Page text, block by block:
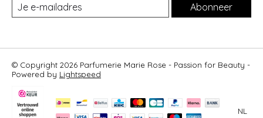
Abonneer
© Copyright 2026 Parfumerie Marie Rose - Passion for Beauty -
Powered by Lightspeed
NL